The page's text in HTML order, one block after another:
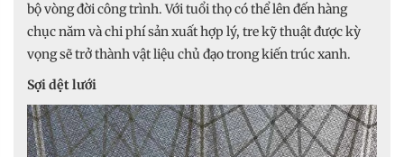
bộ vòng đời công trình. Với tuổi thọ có thể lên đến hàng
chục năm và chi phí sản xuất hợp lý, tre kỹ thuật được kỳ
vọng sẽ trở thành vật liệu chủ đạo trong kiến trúc xanh.
Sợi dệt lưới